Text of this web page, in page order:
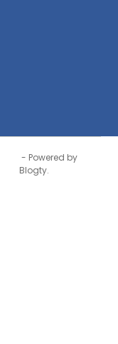
- Powered by
Blogty.